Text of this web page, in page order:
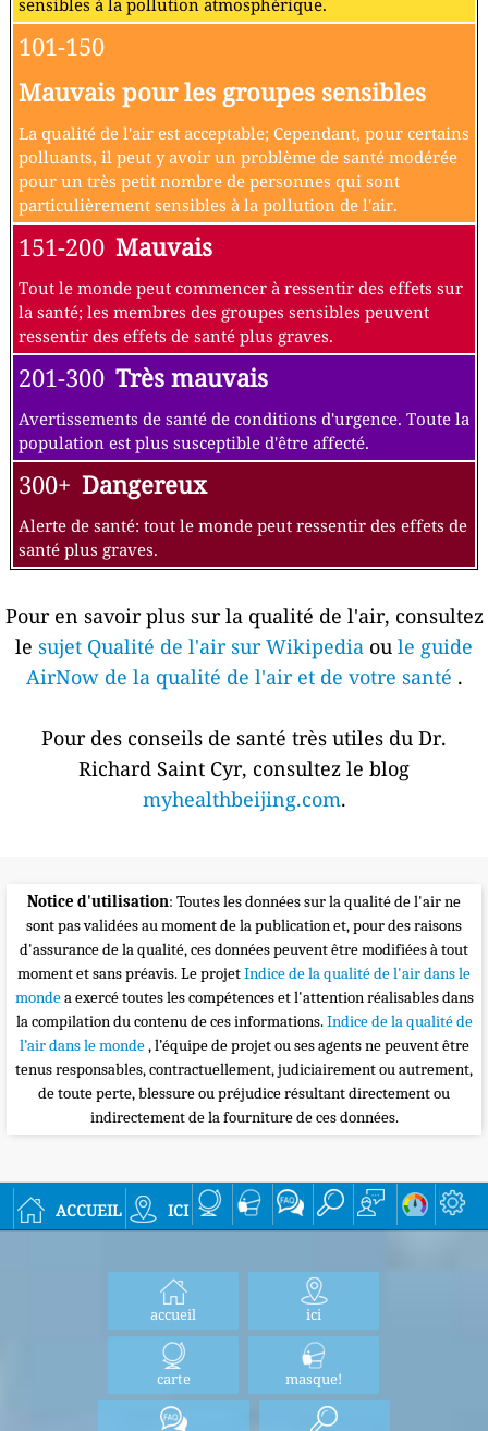
sensibles à la pollution atmosphérique.
101-150
Mauvais pour les groupes sensibles
La qualité de l'air est acceptable; Cependant, pour certains
polluants, il peut y avoir un problème de santé modérée
pour un très petit nombre de personnes qui sont
particulièrement sensibles à la pollution de l'air.
151-200 Mauvais
Tout le monde peut commencer à ressentir des effets sur
la santé; les membres des groupes sensibles peuvent
ressentir des effets de santé plus graves.
201-300 Très mauvais
Avertissements de santé de conditions d'urgence. Toute la
population est plus susceptible d'être affecté.
300+ Dangereux
Alerte de santé: tout le monde peut ressentir des effets de
santé plus graves.
Pour en savoir plus sur la qualité de l'air, consultez
le sujet Qualité de l'air sur Wikipedia ou le guide
AirNow de la qualité de l'air et de votre santé .
Pour des conseils de santé très utiles du Dr.
Richard Saint Cyr, consultez le blog
myhealthbeijing.com.
Notice d'utilisation: Toutes les données sur la qualité de l'air ne
sont pas validées au moment de la publication et, pour des raisons
d'assurance de la qualité, ces données peuvent être modifiées à tout
moment et sans préavis. Le projetIndice de la qualité de l'air dans le
mondea exercé toutes les compétences et l'attention réalisables dans
la compilation du contenu de ces informations.Indice de la qualité de
l’air dans le monde, l’équipe de projet ou ses agents ne peuvent être
tenus responsables, contractuellement, judiciairement ou autrement,
de toute perte, blessure ou préjudice résultant directement ou
indirectement de la fourniture de ces données.
accueil ici
accueil ici
carte masque!